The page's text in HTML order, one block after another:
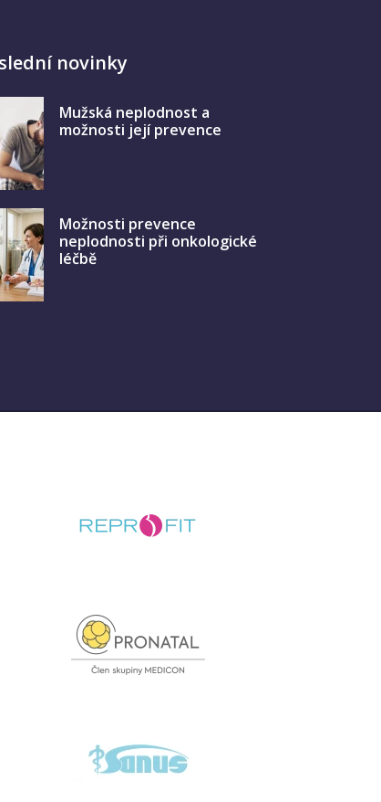
novinky
Mužská neplodnost a
možnosti její prevence
Možnosti prevence
neplodnosti při onkologické
léčbě